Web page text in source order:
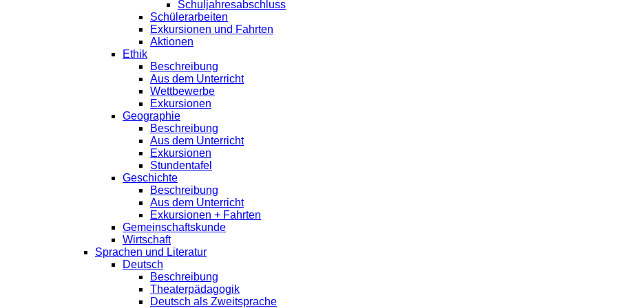
Schuljahresabschluss
Schülerarbeiten
Exkursionen und Fahrten
Aktionen
Ethik
Beschreibung
Aus dem Unterricht
Wettbewerbe
Exkursionen
Geographie
Beschreibung
Aus dem Unterricht
Exkursionen
Stundentafel
Geschichte
Beschreibung
Aus dem Unterricht
Exkursionen + Fahrten
Gemeinschaftskunde
Wirtschaft
Sprachen und Literatur
Deutsch
Beschreibung
Theaterpädagogik
Deutsch als Zweitsprache